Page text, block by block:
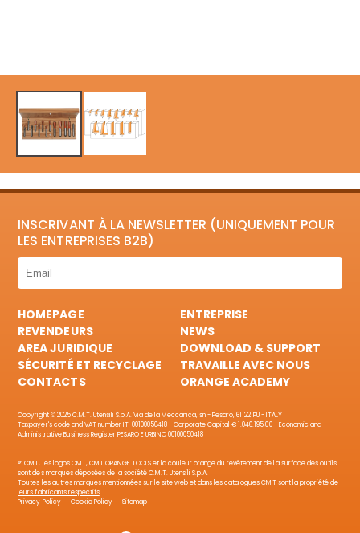
INSCRIVANT À LA NEWSLETTER (UNIQUEMENT POUR
LES ENTREPRISES B2B)
HOMEPAGE
ENTREPRISE
REVENDEURS
NEWS
AREA JURIDIQUE
DOWNLOAD & SUPPORT
SÉCURITÉ ET RECYCLAGE
TRAVAILLE AVEC NOUS
CONTACTS
ORANGE ACADEMY
Copyright © 2025 C.M.T. Utensili S.p.A. Via della Meccanica, sn - Pesaro, 61122 PU - ITALY
Taxpayer's code and VAT number IT-00100050418 - Corporate Capital € 1.046.195,00 - Economic and
Administrative Business Register PESARO E URBINO 00100050418
®: CMT, les logos CMT, CMT ORANGE TOOLS et la couleur orange du revêtement de la surface des outils
sont des marques déposées de la société C.M.T. Utensili S.p.A.
Toutes les autres marques mentionnées sur le site web et dans les catalogues CMT sont la propriété de
leurs fabricants respectifs
Privacy Policy
Cookie Policy Sitemap